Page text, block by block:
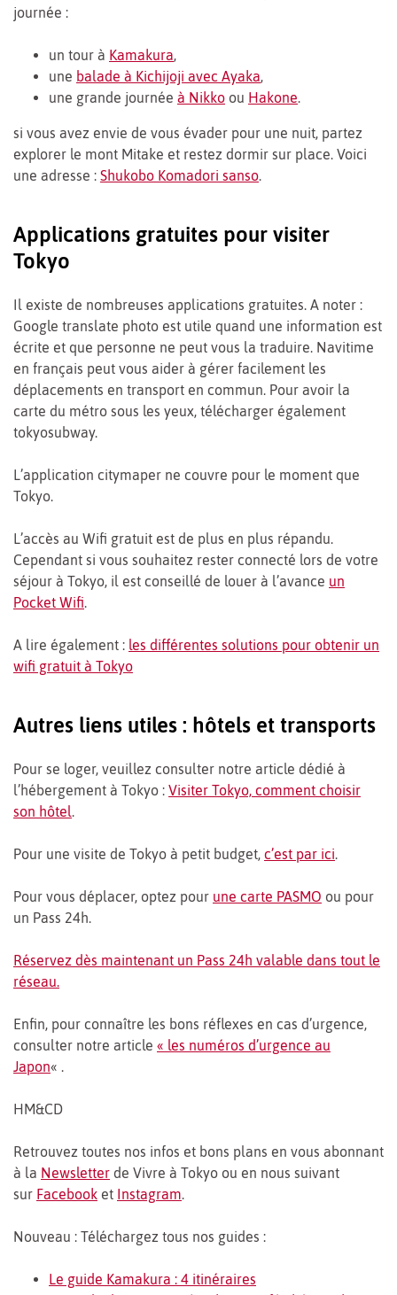
journée :
un tour à Kamakura
une balade à Kichijoji avec Ayaka
une grande journée à Nikko ou Hakone
si vous avez envie de vous évader pour une nuit, partez
explorer le mont Mitake et restez dormir sur place. Voici
une adresse : Shukobo Komadori sanso
Applications gratuites pour visiter
Tokyo
Il existe de nombreuses applications gratuites. A noter :
Google translate photo est utile quand une information est
écrite et que personne ne peut vous la traduire. Navitime
en français peut vous aider à gérer facilement les
déplacements en transport en commun. Pour avoir la
carte du métro sous les yeux, télécharger également
tokyosubway.
L’application citymaper ne couvre pour le moment que
Tokyo.
L’accès au Wifi gratuit est de plus en plus répandu.
Cependant si vous souhaitez rester connecté lors de votre
séjour à Tokyo, il est conseillé de louer à l’avance un
Pocket Wifi.
A lire également : les différentes solutions pour obtenir un
wifi gratuit à Tokyo
Autres liens utiles : hôtels et transports
Pour se loger, veuillez consulter notre article dédié à
l’hébergement à Tokyo : Visiter Tokyo, comment choisir
son hôtel.
Pour une visite de Tokyo à petit budget, c’est par ici.
Pour vous déplacer, optez pour une carte PASMO ou pour
un Pass 24h.
Réservez dès maintenant un Pass 24h valable dans tout le
réseau.
Enfin, pour connaître les bons réflexes en cas d’urgence,
consulter notre article « les numéros d’urgence au
Japon« .
HM&CD
Retrouvez toutes nos infos et bons plans en vous abonnant
à la Newsletter de Vivre à Tokyo ou en nous suivant
sur Facebook et Instagram.
Nouveau : Téléchargez tous nos guides :
Le guide Kamakura : 4 itinéraires